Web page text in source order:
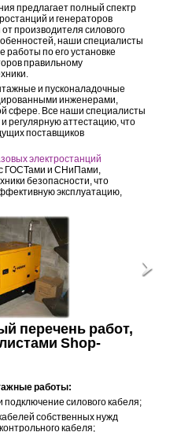
предлагает полный спектр
и генераторов
производителя силового
наши специалисты
по его установке
правильному
и пусконаладочные
инженерами,
сфере. Все наши специалисты
регулярную аттестацию, что
поставщиков
электростанций
с ГОСТами и СНиПами,
безопасности, что
эксплуатацию,
перечень работ,
Shop-
работы:
подключение силового кабеля;
собственных нужд
кабеля;